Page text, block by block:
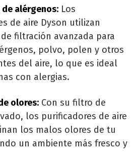
alérgenos: Los
de aire Dyson utilizan
filtración avanzada para
polvo, polen y otros
del aire, lo que es ideal
con alergias.
olores: Con su filtro de
los purificadores de aire
los malos olores de tu
un ambiente más fresco y